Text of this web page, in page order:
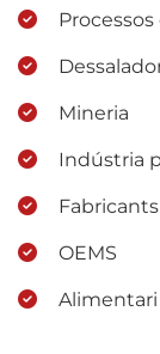
Mineria
Indústria
OEMS
Alimentari